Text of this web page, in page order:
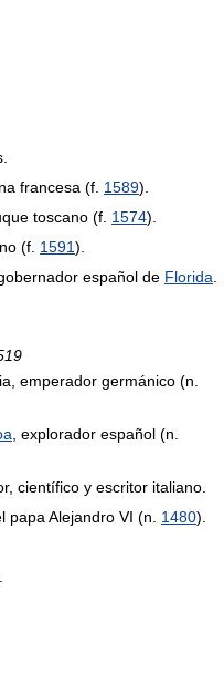
francesa (f. 1589).
toscano (f. 1574).
(f. 1591).
español de Florida
emperador germánico (n.
, explorador español (n.
científico y escritor italiano.
papa Alejandro VI (n. 1480).